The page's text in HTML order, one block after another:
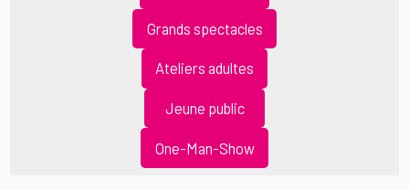
Grands spectacles
Ateliers adultes
Jeune public
One-Man-Show